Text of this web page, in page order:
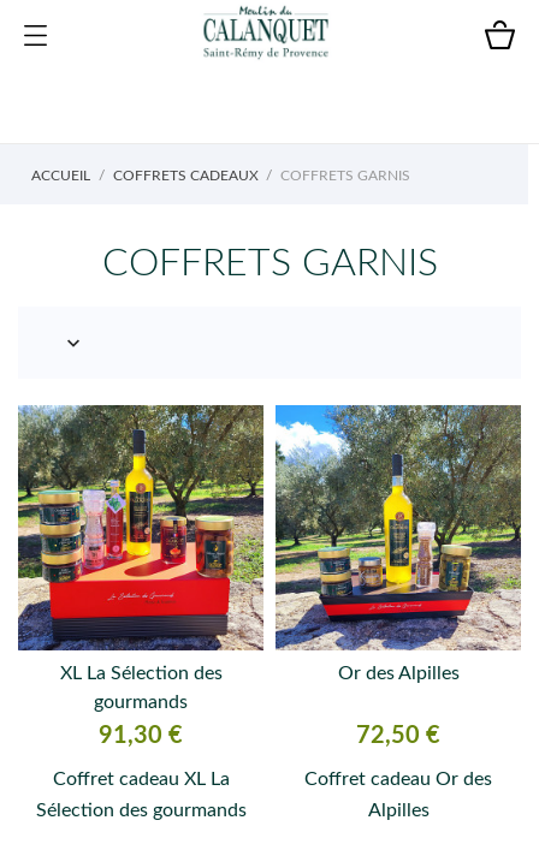
ACCUEIL COFFRETS CADEAUX COFFRETS GARNIS
COFFRETS GARNIS

XL La Sélection des
gourmands
Prix
91,30 €
Coffret cadeau XL La
Sélection des gourmands
Or des Alpilles
Prix
72,50 €
Coffret cadeau Or des
Alpilles